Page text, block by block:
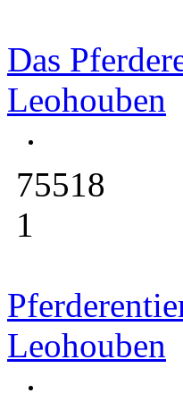
Das
Leohouben
75518
1
Leohouben